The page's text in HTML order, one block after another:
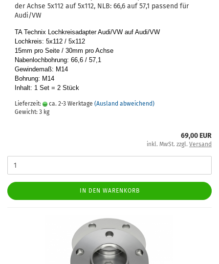
der Achse 5x112 auf 5x112, NLB: 66,6 auf 57,1 pas­send für
Audi/VW
TA Tech­nix Loch­kreis­ad­ap­ter Audi/VW auf Audi/VW
Loch­kreis: 5x112 / 5x112
15mm pro Seite / 30mm pro Achse
Na­ben­loch­boh­rung: 66,6 / 57,1
Ge­win­de­maß: M14
Boh­rung: M14
In­halt: 1 Set = 2 Stück
Lieferzeit: ca. 2-3 Werktage (Ausland abweichend)
Gewicht: 3 kg
69,00 EUR
inkl. MwSt. zzgl. Versand
IN DEN WARENKORB